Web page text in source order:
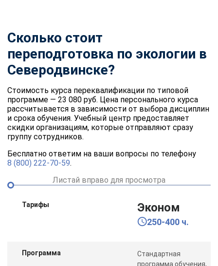
Сколько стоит
переподготовка по экологии в
Северодвинске?
Стоимость курса переквалификации по типовой
программе — 23 080 руб. Цена персонального курса
рассчитывается в зависимости от выбора дисциплин
и срока обучения. Учебный центр предоставляет
скидки организациям, которые отправляют сразу
группу сотрудников.
Бесплатно ответим на ваши вопросы по телефону
8 (800) 222-70-59.
Листай вправо для просмотра
Тарифы Эконом
250-400 ч.
Программа
Стандартная
программа обучения,